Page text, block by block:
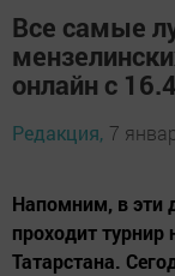
Все самые
онлайн с
Редакция, 7
Напомним, в эти
проходит
Татарстана.